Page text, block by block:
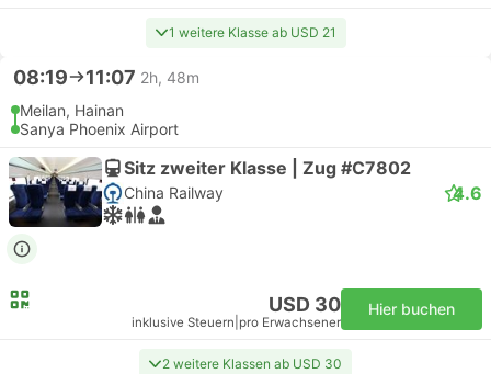
1 weitere Klasse ab USD 21
08:19 11:07 2h, 48m
Meilan, Hainan
Sanya Phoenix Airport
Sitz zweiter Klasse | Zug #C7802
China Railway 4.6
USD 30
inklusive Steuern pro Erwachsener
Hier buchen
2 weitere Klassen ab USD 30